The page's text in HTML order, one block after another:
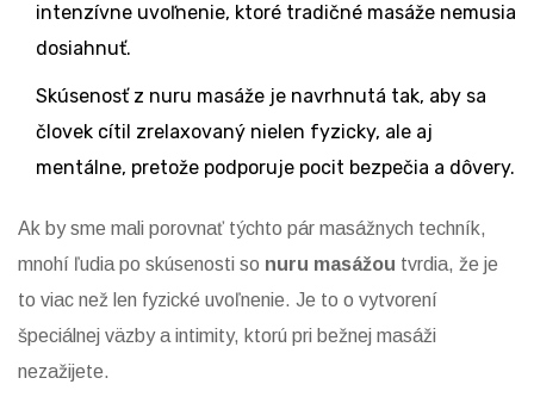
intenzívne uvoľnenie, ktoré tradičné masáže nemusia
dosiahnuť.
Skúsenosť z nuru masáže je navrhnutá tak, aby sa
človek cítil zrelaxovaný nielen fyzicky, ale aj
mentálne, pretože podporuje pocit bezpečia a dôvery.
Ak by sme mali porovnať týchto pár masážnych techník,
mnohí ľudia po skúsenosti so nuru masážou tvrdia, že je
to viac než len fyzické uvoľnenie. Je to o vytvorení
špeciálnej väzby a intimity, ktorú pri bežnej masáži
nezažijete.